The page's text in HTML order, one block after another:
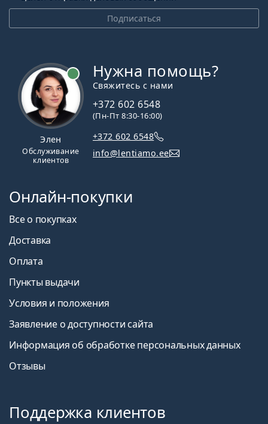
Подписаться
Элен
Обслуживание
клиентов
Нужна помощь?
Свяжитесь с нами
+372 602 6548
(Пн-Пт 8:30-16:00)
+372 602 6548
info@lentiamo.ee
Онлайн-покупки
Все о покупках
Доставка
Оплата
Пункты выдачи
Условия и положения
Заявление о доступности сайта
Информация об обработке персональных данных
Отзывы
Поддержка клиентов